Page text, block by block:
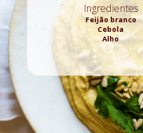
Ingredientes
Feijão branco
Cebola
Alho